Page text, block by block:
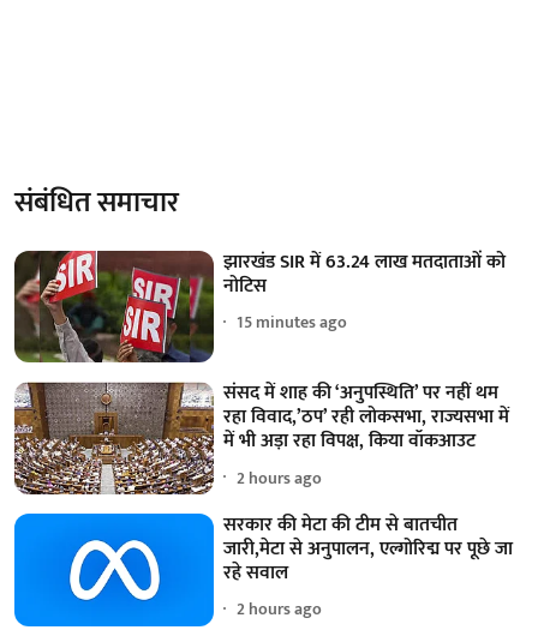
संबंधित समाचार
झारखंड SIR में 63.24 लाख मतदाताओं को
नोटिस
15 minutes ago
संसद में शाह की ‘अनुपस्थिति’ पर नहीं थम
रहा विवाद,’ठप’ रही लोकसभा, राज्यसभा में
में भी अड़ा रहा विपक्ष, किया वॉकआउट
2 hours ago
सरकार की मेटा की टीम से बातचीत
जारी,मेटा से अनुपालन, एल्गोरिद्म पर पूछे जा
रहे सवाल
2 hours ago